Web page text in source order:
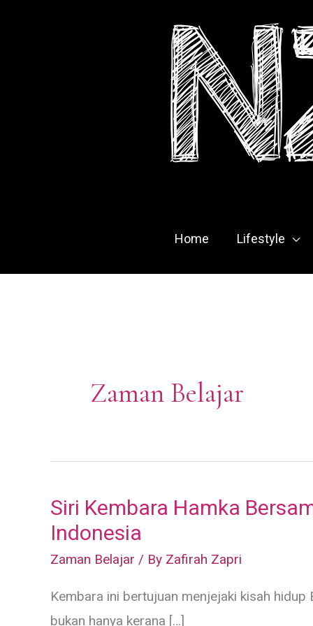
Home Lifestyle
Zaman Belajar
Siri Kembara Hamka
Indonesia
Zaman Belajar / By Zafirah Zapri
Kembara ini bertujuan menjejaki kisah
bukan hanya kerana […]